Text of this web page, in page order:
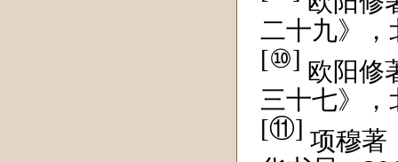
二十九》，
[⑩] 欧阳修
三十七》，
[⑪] 项穆著